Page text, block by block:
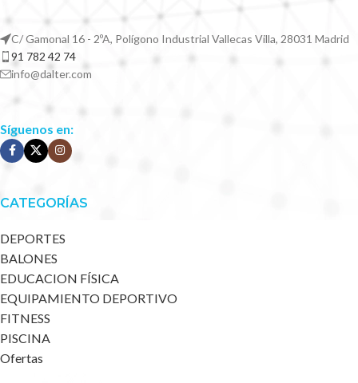
C/ Gamonal 16 - 2ºA, Polígono Industrial Vallecas Villa, 28031 Madrid
91 782 42 74
info@dalter.com
Síguenos en:
CATEGORÍAS
DEPORTES
BALONES
EDUCACION FÍSICA
EQUIPAMIENTO DEPORTIVO
FITNESS
PISCINA
Ofertas